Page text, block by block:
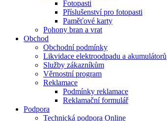
Fotopasti
Příslušenství pro fotopasti
Paměťové karty
Pohony bran a vrat
Obchod
Obchodní podmínky
Likvidace elektroodpadu a akumulátorů
Služby zákazníkům
Věrnostní program
Reklamace
Podmínky reklamace
Reklamační formulář
Podpora
Technická podpora Online